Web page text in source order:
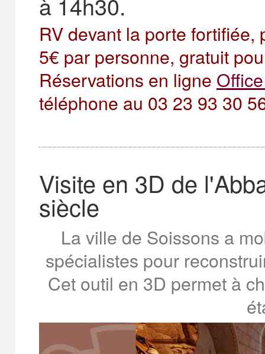
RV devant la porte fortifiée,
5€ par personne, gratuit
Réservations en ligne
téléphone au 03 23 93 30
Visite en 3D de
siècle
La ville de Soissons a
spécialistes pour
Cet outil en 3D permet à